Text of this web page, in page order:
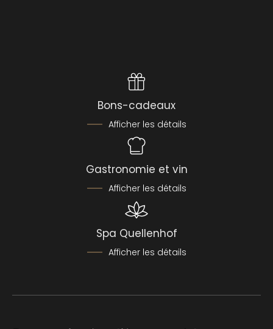
Bons-cadeaux
Afficher les détails
Gastronomie et vin
Afficher les détails
Spa Quellenhof
Afficher les détails